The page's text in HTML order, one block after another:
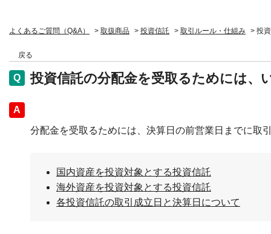
よくあるご質問（Q&A） > 取扱商品 > 投資信託 > 取引ルール・仕組み > 投
戻る
投資信託の分配金を受取るためには、
回答
分配金を受取るためには、決算日の前営業日までに取
国内資産を投資対象とする投資信託
海外資産を投資対象とする投資信託
各投資信託の取引成立日と決算日について